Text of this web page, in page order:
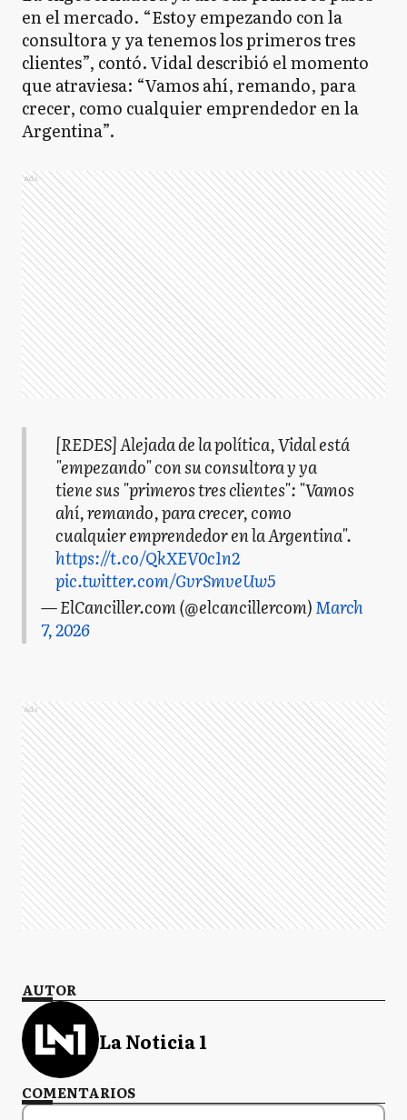
en el mercado. “Estoy empezando con la
consultora y ya tenemos los primeros tres
clientes”, contó. Vidal describió el momento
que atraviesa: “Vamos ahí, remando, para
crecer, como cualquier emprendedor en la
Argentina”.
Ads
[REDES] Alejada de la política, Vidal está
"empezando" con su consultora y ya
tiene sus "primeros tres clientes": "Vamos
ahí, remando, para crecer, como
cualquier emprendedor en la Argentina".
https://t.co/QkXEV0c1n2
pic.twitter.com/GvrSmveUw5
— ElCanciller.com (@elcancillercom)March
7, 2026
Ads
AUTOR
La Noticia 1
COMENTARIOS